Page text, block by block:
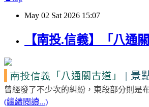
May 02 Sat 2026 15:07
【南投.信義】「八通
南投信義 「八通關古道」 | 景
曾經發了不少次的糾紛，東段部分則是
(繼續閱讀...)